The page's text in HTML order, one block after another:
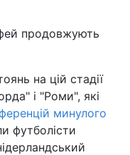
продовжують
на цій стадії
і "Роми", які
минулого
футболісти